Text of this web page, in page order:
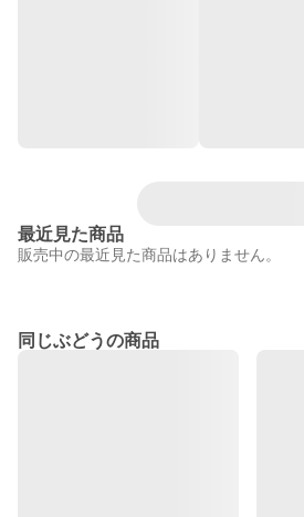
最近見た商品
販売中の最近見た商品はありません。
同じぶどうの商品